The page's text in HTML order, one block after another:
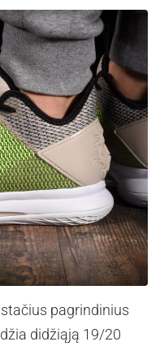
pagrindinius
didžiąją 19/20